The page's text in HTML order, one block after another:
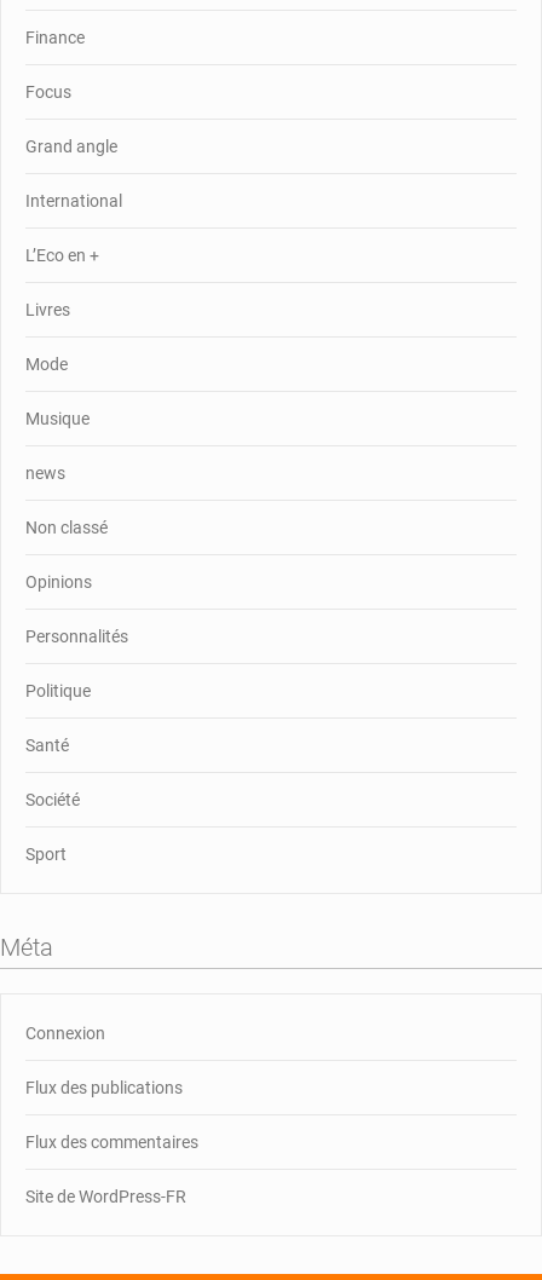
Finance
Focus
Grand angle
International
L’Eco en +
Livres
Mode
Musique
news
Non classé
Opinions
Personnalités
Politique
Santé
Société
Sport
Méta
Connexion
Flux des publications
Flux des commentaires
Site de WordPress-FR